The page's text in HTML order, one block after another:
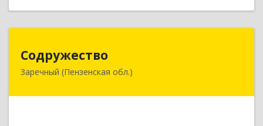
Содружество
Заречный (Пензенская обл.)
442962, Пензенская обл, Заречный г,